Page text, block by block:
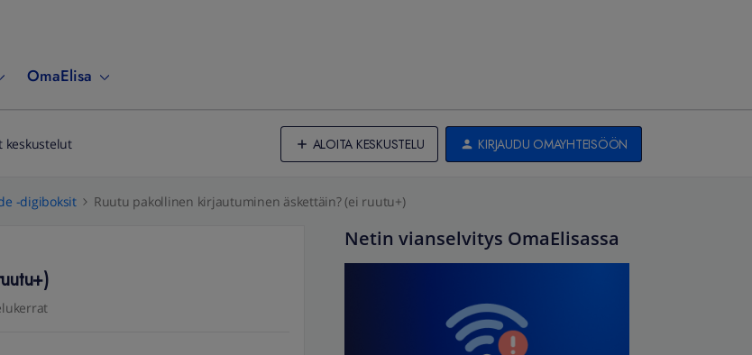
OmaElisa
keskustelut ALOITA KESKUSTELU KIRJAUDU OMAYHTEISÖÖN
-digiboksit Ruutu pakollinen kirjautuminen äskettäin? (ei ruutu+)
Netin vianselvitys OmaElisassa